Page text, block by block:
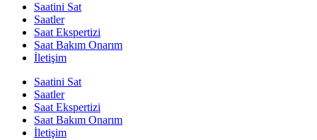
Saatini Sat
Saatler
Saat Ekspertizi
Saat Bakım Onarım
İletişim
Saatini Sat
Saatler
Saat Ekspertizi
Saat Bakım Onarım
İletişim